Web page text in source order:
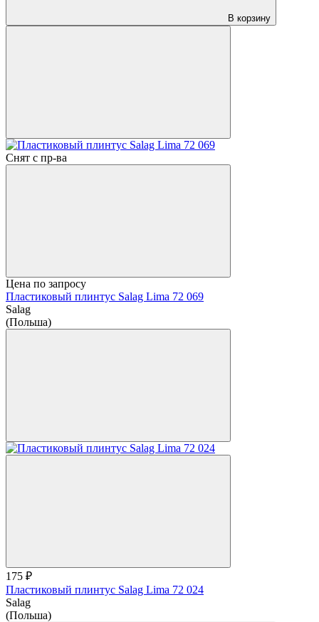
В корзину
Снят с пр-ва
Цена по запросу
Пластиковый плинтус Salag Lima 72 069
Salag
(Польша)
175 ₽
Пластиковый плинтус Salag Lima 72 024
Salag
(Польша)